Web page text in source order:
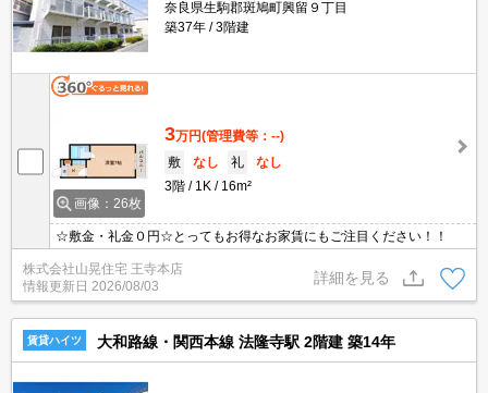
奈良県生駒郡斑鳩町興留９丁目
築37年
3階建
画像：26枚
3万円(管理費等：--)
敷
なし 礼
なし
3階
1K 16m²
☆敷金・礼金０円☆とってもお得なお家賃にもご注目ください！！
株式会社山晃住宅 王寺本店
情報更新日 2026/08/03
詳細を見る
賃貸ハイツ 大和路線・関西本線 法隆寺駅 2階建 築14年